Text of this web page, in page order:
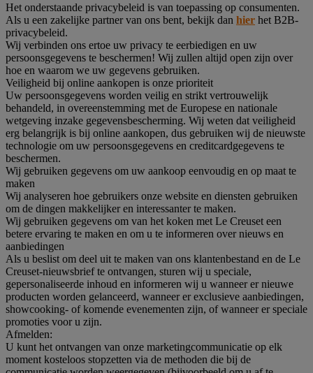
Het onderstaande privacybeleid is van toepassing op consumenten.
Als u een zakelijke partner van ons bent, bekijk dan hier het B2B-
privacybeleid.
Wij verbinden ons ertoe uw privacy te eerbiedigen en uw
persoonsgegevens te beschermen! Wij zullen altijd open zijn over
hoe en waarom we uw gegevens gebruiken.
Veiligheid bij online aankopen is onze prioriteit
Uw persoonsgegevens worden veilig en strikt vertrouwelijk
behandeld, in overeenstemming met de Europese en nationale
wetgeving inzake gegevensbescherming. Wij weten dat veiligheid
erg belangrijk is bij online aankopen, dus gebruiken wij de nieuwste
technologie om uw persoonsgegevens en creditcardgegevens te
beschermen.
Wij gebruiken gegevens om uw aankoop eenvoudig en op maat te
maken
Wij analyseren hoe gebruikers onze website en diensten gebruiken
om de dingen makkelijker en interessanter te maken.
Wij gebruiken gegevens om van het koken met Le Creuset een
betere ervaring te maken en om u te informeren over nieuws en
aanbiedingen
Als u beslist om deel uit te maken van ons klantenbestand en de Le
Creuset-nieuwsbrief te ontvangen, sturen wij u speciale,
gepersonaliseerde inhoud en informeren wij u wanneer er nieuwe
producten worden gelanceerd, wanneer er exclusieve aanbiedingen,
showcooking- of komende evenementen zijn, of wanneer er speciale
promoties voor u zijn.
Afmelden:
U kunt het ontvangen van onze marketingcommunicatie op elk
moment kosteloos stopzetten via de methoden die bij de